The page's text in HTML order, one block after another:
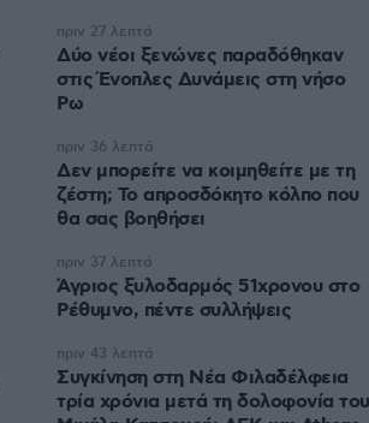
Δύο νέοι ξενώνες παραδόθηκαν
στις Ένοπλες Δυνάμεις στη νήσο
Ρω
πριν 27 λεπτά
Δεν μπορείτε να κοιμηθείτε με τη
ζέστη; Το απροσδόκητο κόλπο που
θα σας βοηθήσει
πριν 36 λεπτά
Άγριος ξυλοδαρμός 51χρονου στο
Ρέθυμνο, πέντε συλλήψεις
πριν 37 λεπτά
Συγκίνηση στη Νέα Φιλαδέλφεια
τρία χρόνια μετά τη δολοφονία του
πριν 43 λεπτά